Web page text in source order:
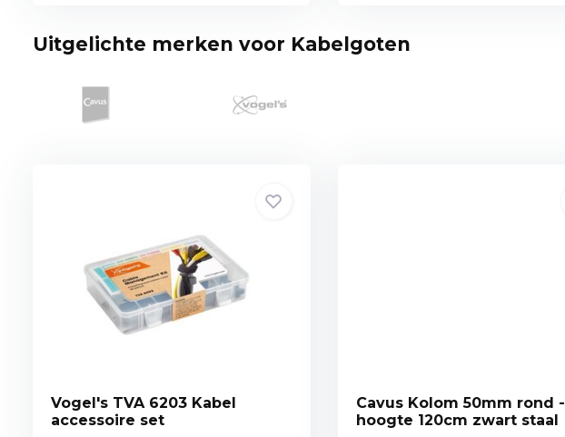
Uitgelichte merken voor Kabelgoten
Vogel's TVA 6203 Kabel
accessoire set
Cavus Kolom 50mm rond -
hoogte 120cm zwart staal